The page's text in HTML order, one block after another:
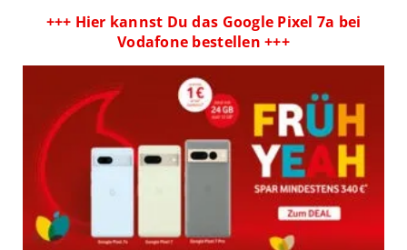
+++ Hier kannst Du das Google Pixel 7a bei
Vodafone bestellen +++